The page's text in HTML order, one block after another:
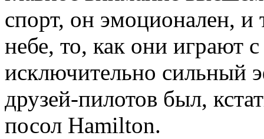
спорт, он эмоционален, и
небе, то, как они играют
исключительно сильный
друзей-пилотов был,
посол Hamilton.